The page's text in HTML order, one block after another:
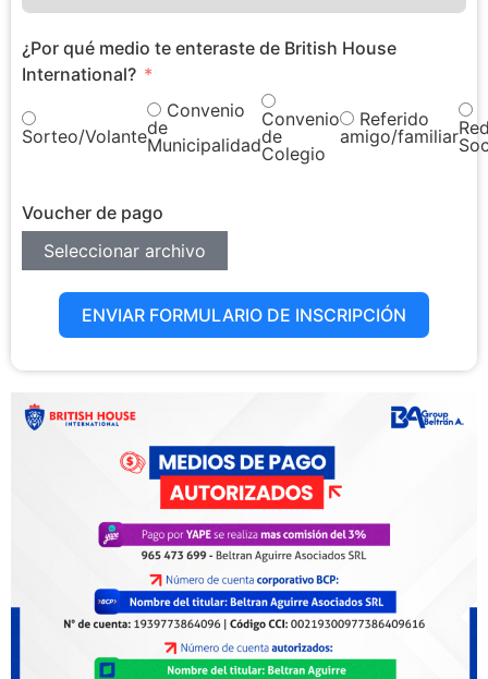
¿Por qué medio te enteraste de British House
International?
Sorteo/Volante
Convenio
de
Municipalidad
Convenio
de
Colegio
Referido
amigo/familiar
Voucher de pago
Seleccionar archivo
ENVIAR FORMULARIO DE INSCRIPCIÓN
Alternative: